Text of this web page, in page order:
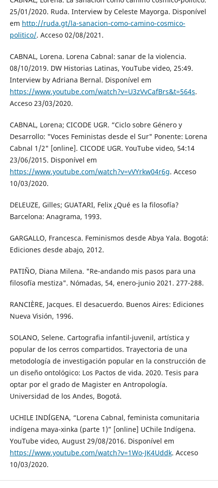
25/01/2020. Ruda. Interview by Celeste Mayorga. Disponível
em http://ruda.gt/la-sanacion-como-camino-cosmico-
politico/. Acceso 02/08/2021.
CABNAL, Lorena. Lorena Cabnal: sanar de la violencia.
08/10/2019. DW Historias Latinas, YouTube video, 25:49.
Interview by Adriana Bernal. Disponível em
https://www.youtube.com/watch?v=U3zVvCafBrs&t=564s.
Acceso 23/03/2020.
CABNAL, Lorena; CICODE UGR. “Ciclo sobre Género y
Desarrollo: "Voces Feministas desde el Sur" Ponente: Lorena
Cabnal 1/2" [online]. CICODE UGR. YouTube video, 54:14
23/06/2015. Disponível em
https://www.youtube.com/watch?v=vVYrkw04r6g. Acceso
10/03/2020.
DELEUZE, Gilles; GUATARI, Felix ¿Qué es la filosofía?
Barcelona: Anagrama, 1993.
GARGALLO, Francesca. Feminismos desde Abya Yala. Bogotá:
Ediciones desde abajo, 2012.
PATIÑO, Diana Milena. "Re-andando mis pasos para una
filosofía mestiza". Nómadas, 54, enero-junio 2021. 277-288.
RANCIÈRE, Jacques. El desacuerdo. Buenos Aires: Ediciones
Nueva Visión, 1996.
SOLANO, Selene. Cartografia infantil-juvenil, artística y
popular de los cerros compartidos. Trayectoria de una
metodología de investigación popular en la construcción de
un diseño ontológico: Los Pactos de vida. 2020. Tesis para
optar por el grado de Magister en Antropología.
Universidad de los Andes, Bogotá.
UCHILE INDÍGENA, “Lorena Cabnal, feminista comunitaria
indígena maya-xinka (parte 1)” [online] UChile Indígena.
YouTube video, August 29/08/2016. Disponível em
https://www.youtube.com/watch?v=1Wo-JK4Uddk. Acceso
10/03/2020.